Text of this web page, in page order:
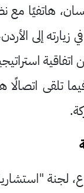
هاتفيًا مع
زيارته إلى
تلقى اتصالًا
لجنة